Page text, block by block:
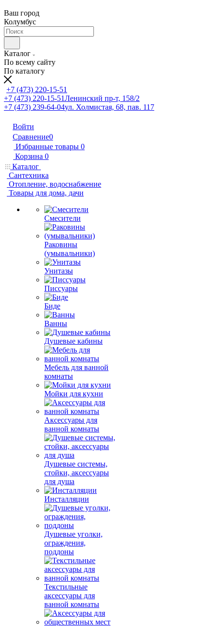
Ваш город
Колумбус
Каталог
По всему сайту
По каталогу
+7 (473) 220-15-51
+7 (473) 220-15-51Ленинский пр-т, 158/2
+7 (473) 239-64-04ул. Холмистая, 68, пав. 117
Войти
Сравнение0
Избранные товары 0
Корзина 0
Каталог
Сантехника
Отопление, водоснабжение
Товары для дома, дачи
Смесители
Раковины
(умывальники)
Унитазы
Писсуары
Биде
Ванны
Душевые кабины
Мебель для ванной
комнаты
Мойки для кухни
Аксессуары для
ванной комнаты
Душевые системы,
стойки, аксессуары
для душа
Инсталляции
Душевые уголки,
ограждения,
поддоны
Текстильные
аксессуары для
ванной комнаты